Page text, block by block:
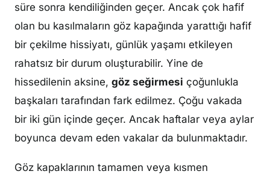
süre sonra kendiliğinden geçer. Ancak çok hafif
olan bu kasılmaların göz kapağında yarattığı hafif
bir çekilme hissiyatı, günlük yaşamı etkileyen
rahatsız bir durum oluşturabilir. Yine de
hissedilenin aksine, göz seğirmesi çoğunlukla
başkaları tarafından fark edilmez. Çoğu vakada
bir iki gün içinde geçer. Ancak haftalar veya aylar
boyunca devam eden vakalar da bulunmaktadır.
Göz kapaklarının tamamen veya kısmen